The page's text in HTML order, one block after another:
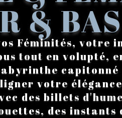
&
Féminités,
tout en volupté,
votre
des billets
des instants